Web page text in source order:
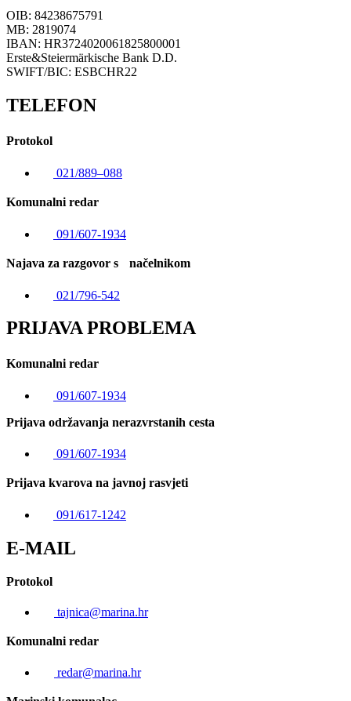
OIB: 84238675791
MB: 2819074
IBAN: HR3724020061825800001
Erste&Steiermärkische Bank D.D.
SWIFT/BIC: ESBCHR22
TELEFON
Protokol
021/889–088
Komunalni redar
091/607-1934
Najava za razgovor s načelnikom
021/796-542
PRIJAVA PROBLEMA
Komunalni redar
091/607-1934
Prijava održavanja nerazvrstanih cesta
091/607-1934
Prijava kvarova na javnoj rasvjeti
091/617-1242
E-MAIL
Protokol
tajnica@marina.hr
Komunalni redar
redar@marina.hr